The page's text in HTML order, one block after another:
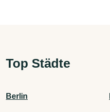
Top Städte
Berlin